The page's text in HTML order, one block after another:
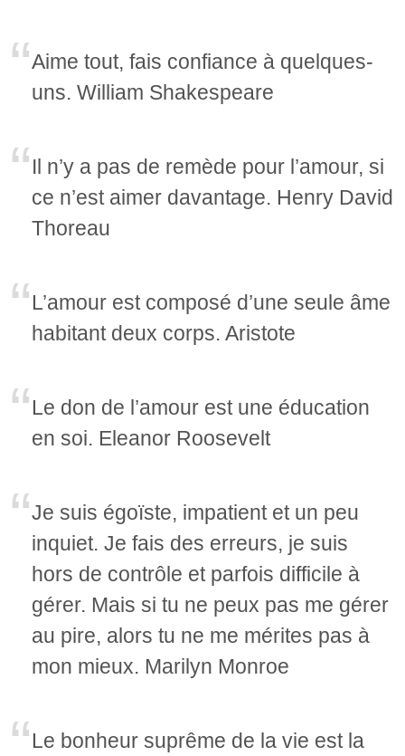
Aime tout, fais confiance à quelques-
uns. William Shakespeare
Il n’y a pas de remède pour l’amour, si
ce n’est aimer davantage. Henry David
Thoreau
L’amour est composé d’une seule âme
habitant deux corps. Aristote
Le don de l’amour est une éducation
en soi. Eleanor Roosevelt
Je suis égoïste, impatient et un peu
inquiet. Je fais des erreurs, je suis
hors de contrôle et parfois difficile à
gérer. Mais si tu ne peux pas me gérer
au pire, alors tu ne me mérites pas à
mon mieux. Marilyn Monroe
Le bonheur suprême de la vie est la